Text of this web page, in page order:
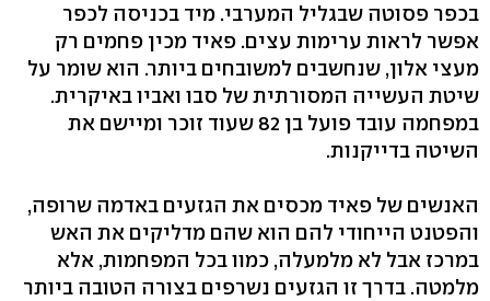
בכפר פסוטה שבגליל המערבי. מיד בכניסה לכפר
אפשר לראות ערימות עצים. פאיד מכין פחמים רק
מעצי אלון, שנחשבים למשובחים ביותר. הוא שומר על
שיטת העשייה המסורתית של סבו ואביו באיקרית.
במפחמה עובד פועל בן 82 שעוד זוכר ומיישם את
השיטה בדייקנות.
האנשים של פאיד מכסים את הגזעים באדמה שרופה,
והפטנט הייחודי להם הוא שהם מדליקים את האש
במרכז אבל לא מלמעלה, כמוו בכל המפחמות, אלא
מלמטה. בדרך זו הגזעים נשרפים בצורה הטובה ביותר